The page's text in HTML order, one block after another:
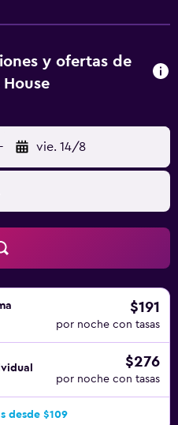
con frigorífico y placa de
navegar por la web gracias
restricciones). Las
secador de pelo y cortinas
todos los días. En el
libre y piscina infantil. Otros
incluyen gimnasio. Se
de ocio y esparcimiento
instalaciones o cerca del
aplique un recargo).
y ofertas de
- vie. 14/8
$191
por noche con tasas
$276
por noche con tasas
desde $109